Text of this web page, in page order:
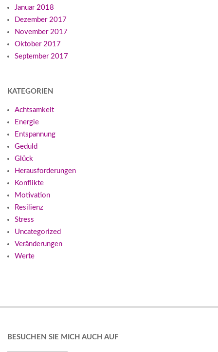
Januar 2018
Dezember 2017
November 2017
Oktober 2017
September 2017
KATEGORIEN
Achtsamkeit
Energie
Entspannung
Geduld
Glück
Herausforderungen
Konflikte
Motivation
Resilienz
Stress
Uncategorized
Veränderungen
Werte
BESUCHEN SIE MICH AUCH AUF